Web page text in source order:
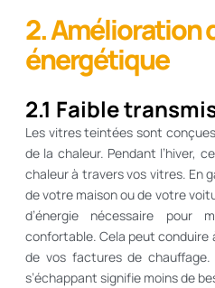
2. Amélioration
énergétique
2.1 Faible
Les vitres teintées sont
de la chaleur. Pendant l’hiver,
chaleur à travers vos vitres. En
de votre maison ou de votre
d’énergie nécessaire pour
confortable. Cela peut conduire
de vos factures de
s’échappant signifie moins de